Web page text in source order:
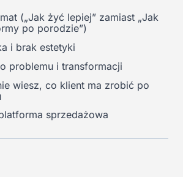
(„Jak żyć lepiej” zamiast „Jak
po porodzie”)
i brak estetyki
problemu i transformacji
wiesz, co klient ma zrobić po
sprzedażowa